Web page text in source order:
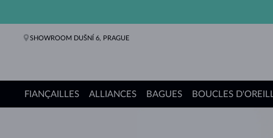
SHOWROOM DUŠNÍ 6, PRAGUE
FIANÇAILLES ALLIANCES BAGUES BOUCLES